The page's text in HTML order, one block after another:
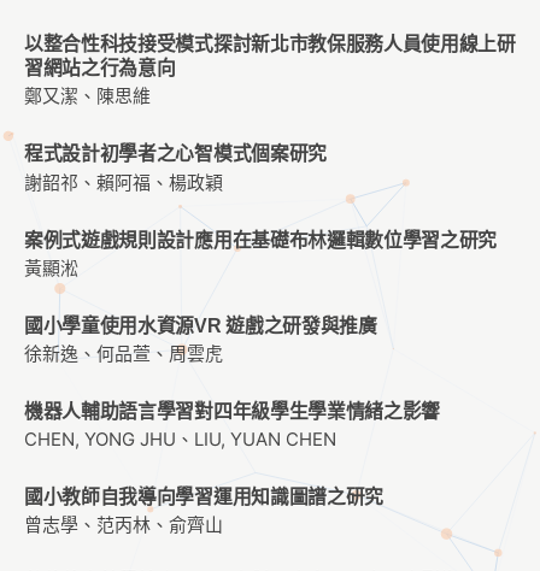
以整合性科技接受模式探討新北市教保服務人員使用線上研
習網站之行為意向
鄭又潔、陳思維
程式設計初學者之心智模式個案研究
謝韶祁、賴阿福、楊政穎
案例式遊戲規則設計應用在基礎布林邏輯數位學習之研究
黃顯淞
國小學童使用水資源VR 遊戲之研發與推廣
徐新逸、何品萱、周雲虎
機器人輔助語言學習對四年級學生學業情緒之影響
CHEN, YONG JHU、LIU, YUAN CHEN
國小教師自我導向學習運用知識圖譜之研究
曾志學、范丙林、俞齊山